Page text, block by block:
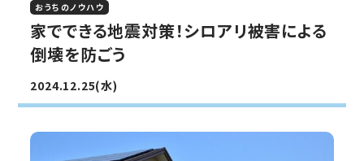
おうちのノウハウ
家でできる地震対策！シロアリ被害による
倒壊を防ごう
2024.12.25(水)